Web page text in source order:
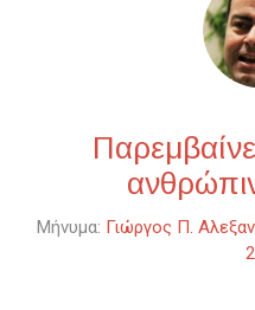
Μήνυμα: Γιώργος Π.